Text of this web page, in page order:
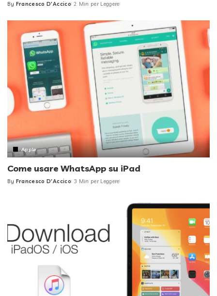
Posted
By Francesco D'Accico 2 Min per Leggere
Apple
Come usare WhatsApp su iPad
Posted
By Francesco D'Accico 3 Min per Leggere